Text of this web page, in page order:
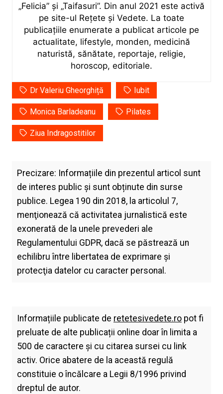
„Felicia” și „Taifasuri”. Din anul 2021 este activă
pe site-ul Rețete și Vedete. La toate
publicațiile enumerate a publicat articole pe
actualitate, lifestyle, monden, medicină
naturistă, sănătate, reportaje, religie,
horoscop, editoriale.
Dr Valeriu Gheorghiță Iubit
Monica Barladeanu Pilates
Ziua Indragostitilor
Precizare: Informațiile din prezentul articol sunt
de interes public și sunt obținute din surse
publice. Legea 190 din 2018, la articolul 7,
menţionează că activitatea jurnalistică este
exonerată de la unele prevederi ale
Regulamentului GDPR, dacă se păstrează un
echilibru între libertatea de exprimare şi
protecţia datelor cu caracter personal.
Informațiile publicate de retetesivedete.ropot fi
preluate de alte publicații online doar în limita a
500 de caractere și cu citarea sursei cu link
activ. Orice abatere de la această regulă
constituie o încălcare a Legii 8/1996 privind
dreptul de autor.